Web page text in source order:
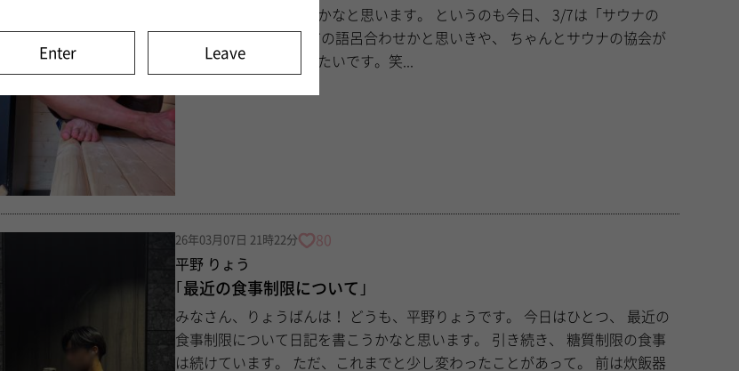
について日記を書こうかなと思います。 というのも今日、 3/7は「サウナの
公式に定めている日みたいです。笑...
26年03月07日 21時22分
80
平野 りょう
｢最近の食事制限について｣
みなさん、りょうばんは！ どうも、平野りょうです。 今日はひとつ、 最近の
食事制限について日記を書こうかなと思います。 引き続き、 糖質制限の食事
は続けています。 ただ、これまでと少し変わったことがあって。 前は炊飯器
Enter Leave